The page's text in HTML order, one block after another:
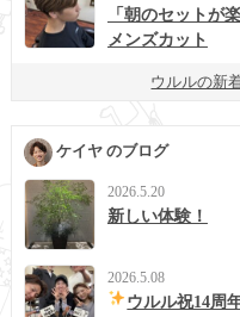
「朝のセットが
メンズカット
ウルルの新
ケイヤ のブログ
2026.5.20
新しい体験！
2026.5.08
ウルル祝14周